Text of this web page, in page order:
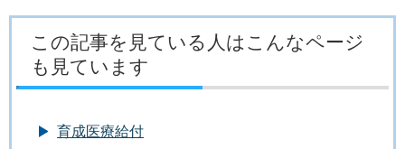
この記事を見ている人はこんなページ
も見ています
育成医療給付